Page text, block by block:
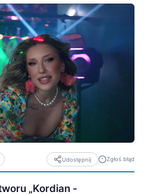
Udostępnij Zgłoś błąd
„Kordian -